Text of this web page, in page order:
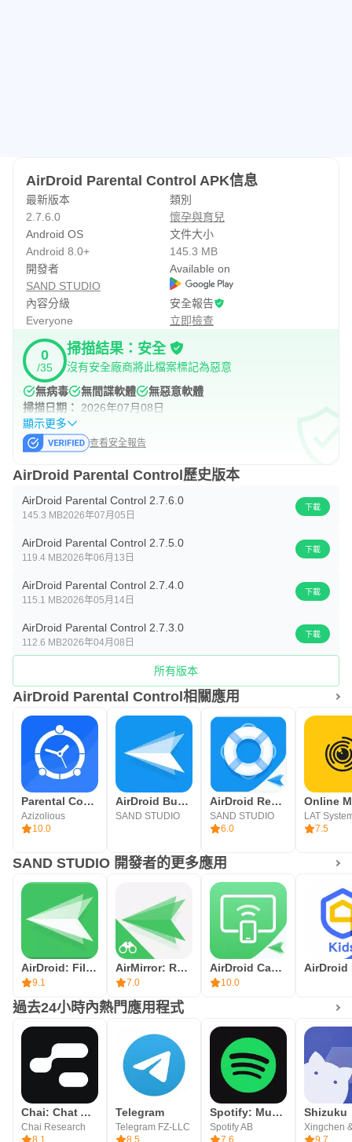
AirDroid Parental Control APK信息
最新版本
2.7.6.0
類別
懷孕與育兒
Android OS
Android 8.0+
文件大小
145.3 MB
開發者
SAND STUDIO
Available on
內容分級
Everyone
安全報告
立即檢查
0
/35
掃描結果：安全
沒有安全廠商將此檔案標記為惡意
無病毒
無間諜軟體
無惡意軟體
掃描日期：
2026年07月08日
顯示更多
查看安全報告
AirDroid Parental Control歷史版本
AirDroid Parental Control 2.7.6.0
145.3 MB2026年07月05日
下載
AirDroid Parental Control 2.7.5.0
119.4 MB2026年06月13日
下載
AirDroid Parental Control 2.7.4.0
115.1 MB2026年05月14日
下載
AirDroid Parental Control 2.7.3.0
112.6 MB2026年04月08日
下載
所有版本
AirDroid Parental Control相關應用
Parental Control FamilyTime
Azizolious
10.0
AirDroid Business
SAND STUDIO
AirDroid Remote Support-Remote support solution for Android & iOS devices.
SAND STUDIO
6.0
LAT
7.5
SAND STUDIO 開發者的更多應用
AirDroid: File & Remote Access
9.1
AirMirror: Remote control
7.0
AirDroid Cast - A powerful screen sharing & controlling tool.
10.0
過去24小時內熱門應用程式
Chai: Chat AI Platform
Chai Research
8.1
Telegram
Telegram FZ-LLC
8.5
Spotify: Music and Podcasts
Spotify AB
7.6
Shizuku
Xingchen
9.7